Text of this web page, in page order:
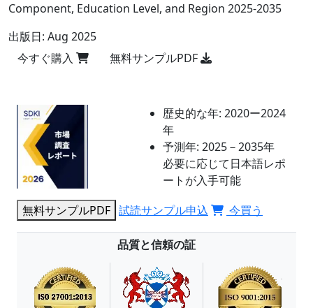
Component, Education Level, and Region 2025-2035
出版日: Aug 2025
今すぐ購入
無料サンプルPDF
歴史的な年: 2020ー2024
年
予測年: 2025－2035年
必要に応じて日本語レポ
ートが入手可能
無料サンプルPDF 試読サンプル申込 今買う
品質と信頼の証